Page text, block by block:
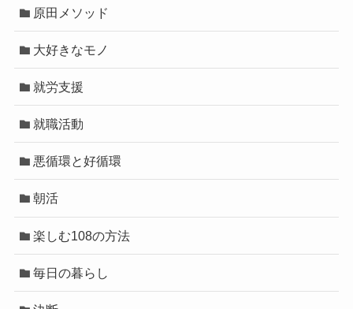
原田メソッド
大好きなモノ
就労支援
就職活動
悪循環と好循環
朝活
楽しむ108の方法
毎日の暮らし